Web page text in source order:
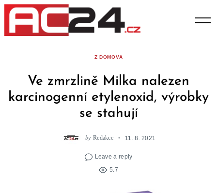
Skip
content
Z DOMOVA
Ve zmrzlině Milka nalezen
karcinogenní etylenoxid, výrobky
se stahují
by Redakce 11. 8. 2021
Leave a reply
5.7